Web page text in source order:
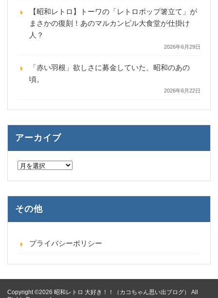
【昭和レトロ】トーワの「レトロポップ箸立て」が
まさかの復刻！あのマルカンビル大食堂が仕掛け
人？
2026年6月29日
「赤い羽根」欲しさに募金していた、昭和のあの
頃。
2026年6月22日
アーカイブ
ア
イ
ブ
その他
プライバシーポリシー
Copyright ©2026 昭和レトロ 大好き！！（カコちゃん思い出ブログ） All